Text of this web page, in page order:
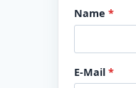
Name *
E-Mail *